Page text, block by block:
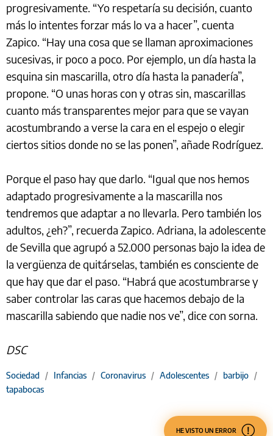
progresivamente. “Yo respetaría su decisión, cuanto
más lo intentes forzar más lo va a hacer”, cuenta
Zapico. “Hay una cosa que se llaman aproximaciones
sucesivas, ir poco a poco. Por ejemplo, un día hasta la
esquina sin mascarilla, otro día hasta la panadería”,
propone. “O unas horas con y otras sin, mascarillas
cuanto más transparentes mejor para que se vayan
acostumbrando a verse la cara en el espejo o elegir
ciertos sitios donde no se las ponen”, añade Rodríguez.
Porque el paso hay que darlo. “Igual que nos hemos
adaptado progresivamente a la mascarilla nos
tendremos que adaptar a no llevarla. Pero también los
adultos, ¿eh?”, recuerda Zapico. Adriana, la adolescente
de Sevilla que agrupó a 52.000 personas bajo la idea de
la vergüenza de quitárselas, también es consciente de
que hay que dar el paso. “Habrá que acostumbrarse y
saber controlar las caras que hacemos debajo de la
mascarilla sabiendo que nadie nos ve”, dice con sorna.
DSC
Sociedad / Infancias / Coronavirus / Adolescentes / barbijo /
tapabocas
HE VISTO UN ERROR